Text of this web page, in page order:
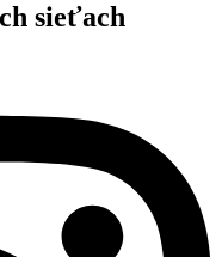
sieťach